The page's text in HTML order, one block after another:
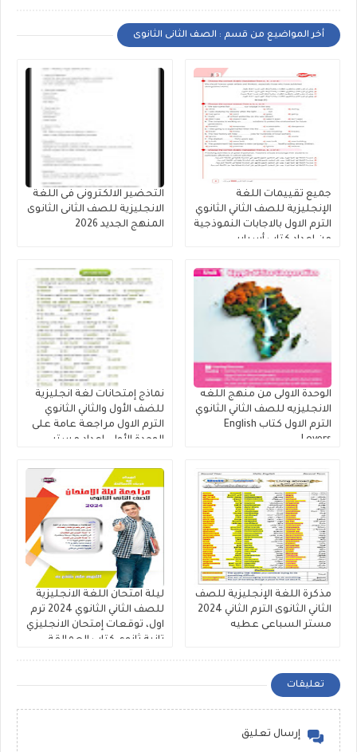
أخر المواضيع من قسم : الصف الثانى الثانوى
جميع تقييمات اللغة
الإنجليزية للصف الثاني الثانوي
الترم الاول بالاجابات النموذجية
من إعداد كتاب أسباير
التحضير الالكترونى فى اللغة
الانجليزية للصف الثانى الثانوى
المنهج الجديد 2026
الوحدة الاولى من منهج اللغه
الانجليزيه للصف الثاني الثانوي
الترم الاول كتاب English
Lovers
نماذج إمتحانات لغة انجليزية
للضف الأول والثاني الثانوي
الترم الاول مراجعة عامة على
الوحدة الأولى إعداد مستر
مذكرة اللغة الإنجليزية للصف
الثاني الثانوى الترم الثاني 2024
مستر السباعى عطيه
ليلة امتحان اللغة الانجليزية
للصف الثاني الثانوي 2024 ترم
اول، توقعات إمتحان الانجليزي
تانية ثانوي كتاب العمالقة
تعليقات
إرسال تعليق